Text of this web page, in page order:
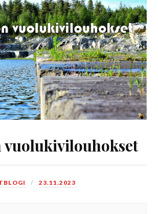
vuolukivilouhokset
23.11.2023